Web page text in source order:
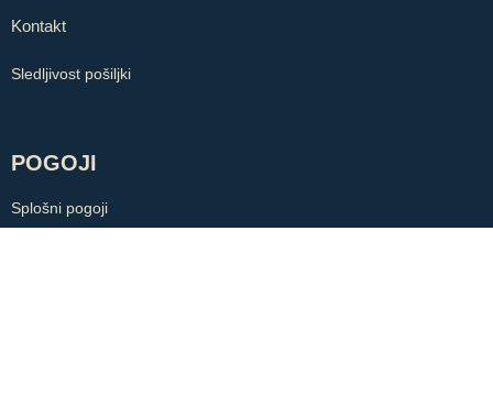
Kontakt
Sledljivost pošiljki
POGOJI
Splošni pogoji